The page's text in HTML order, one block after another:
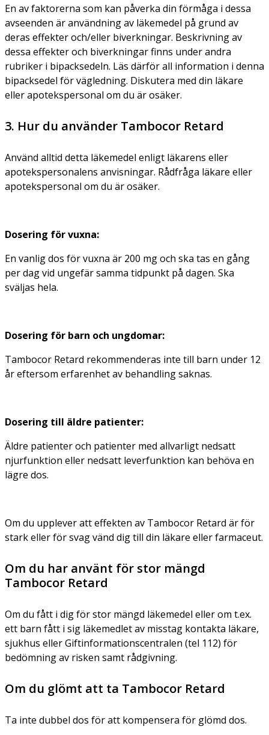
En av faktorerna som kan påverka din förmåga i dessa
avseenden är användning av läkemedel på grund av
deras effekter och/eller biverkningar. Beskrivning av
dessa effekter och biverkningar finns under andra
rubriker i bipacksedeln. Läs därför all information i denna
bipacksedel för vägledning. Diskutera med din läkare
eller apotekspersonal om du är osäker.
3. Hur du använder Tambocor Retard
Använd alltid detta läkemedel enligt läkarens eller
apotekspersonalens anvisningar. Rådfråga läkare eller
apotekspersonal om du är osäker.
Dosering för vuxna:
En vanlig dos för vuxna är 200 mg och ska tas en gång
per dag vid ungefär samma tidpunkt på dagen. Ska
sväljas hela.
Dosering för barn och ungdomar:
Tambocor Retard rekommenderas inte till barn under 12
år eftersom erfarenhet av behandling saknas.
Dosering till äldre patienter:
Äldre patienter och patienter med allvarligt nedsatt
njurfunktion eller nedsatt leverfunktion kan behöva en
lägre dos.
Om du upplever att effekten av Tambocor Retard är för
stark eller för svag vänd dig till din läkare eller farmaceut.
Om du har använt för stor mängd
Tambocor Retard
Om du fått i dig för stor mängd läkemedel eller om t.ex.
ett barn fått i sig läkemedlet av misstag kontakta läkare,
sjukhus eller Giftinformationscentralen (tel 112) för
bedömning av risken samt rådgivning.
Om du glömt att ta Tambocor Retard
Ta inte dubbel dos för att kompensera för glömd dos.